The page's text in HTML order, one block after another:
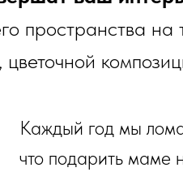
пространства на
Каждый год мы
что подарить маме